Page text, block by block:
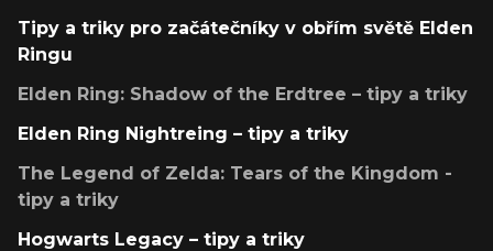
Tipy a triky pro začátečníky v obřím světě Elden
Ringu
Elden Ring: Shadow of the Erdtree – tipy a triky
Elden Ring Nightreing – tipy a triky
The Legend of Zelda: Tears of the Kingdom -
tipy a triky
Hogwarts Legacy – tipy a triky